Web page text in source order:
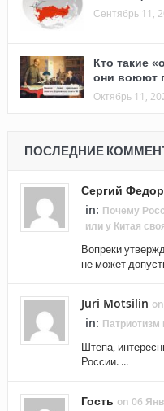
Сентябрь 11,
Кто такие
они воюют
Октябрь 11,
ПОСЛЕДНИЕ
Сергий
in: Почему
или у Китая
Вопреки
не может
Juri Motsilin
in: Патриотизм
Штепа,
России. ...
Гость on 06 Янв